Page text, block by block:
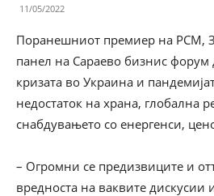
11/05/2022
Поранешниот премиер на РСМ,
панел на Сараево бизнис форум
кризата во Украина и
недостаток на храна, глобална
снабдувањето со енергенси,
– Огромни се предизвиците и
вредноста на ваквите дискусии